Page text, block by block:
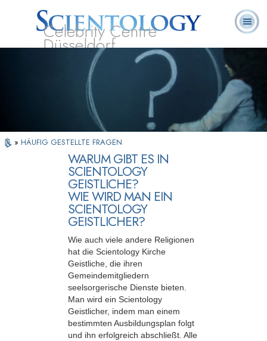
Celebrity Centre
Düsseldorf
Scientology?
Ehrenamtliche
Geistliche
Häufig gestellte
Fragen
» HÄUFIG GESTELLTE FRAGEN
WARUM GIBT ES IN
SCIENTOLOGY
GEISTLICHE?
WIE WIRD MAN EIN
SCIENTOLOGY
GEISTLICHER?
Wie auch viele andere Religionen
hat die Scientology Kirche
Geistliche, die ihren
Gemeindemitgliedern
seelsorgerische Dienste bieten.
Man wird ein Scientology
Geistlicher, indem man einem
bestimmten Ausbildungsplan folgt
und ihn erfolgreich abschließt. Alle